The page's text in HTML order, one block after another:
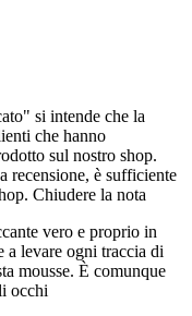
si intende che la
che hanno
sul nostro shop.
recensione, è sufficiente
Chiudere la nota
vero e proprio in
a levare ogni traccia di
mousse. È comunque
occhi